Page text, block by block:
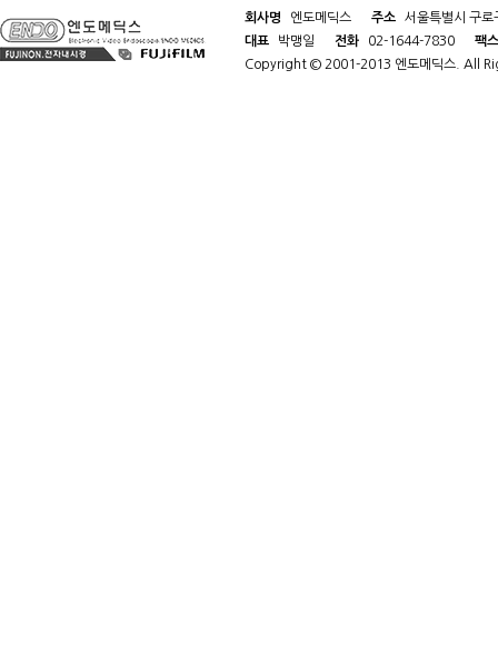
회사명 엔도메딕스 주소
서울특별시 구
대표
박맹일 전화 02-1644-7830
팩스
Copyright © 2001-2013 엔도메딕스. All